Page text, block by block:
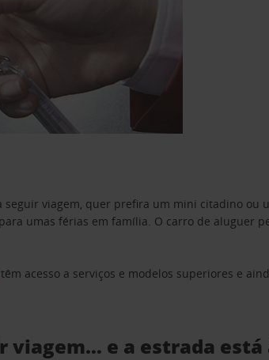
viagem, quer prefira um mini citadino ou
umas férias em família. O carro de aluguer
têm acesso a serviços e modelos superiores e
e a estrada está